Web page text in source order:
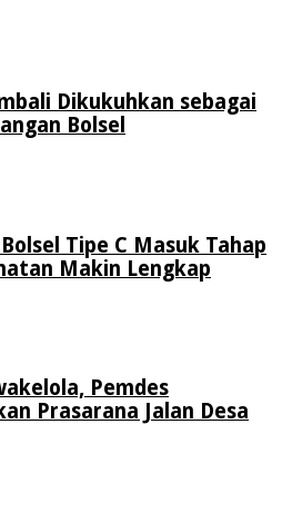
Dikukuhkan sebagai
Bolsel
Tipe C Masuk Tahap
Makin Lengkap
Pemdes
Prasarana Jalan Desa